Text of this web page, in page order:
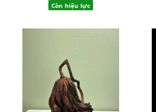
Còn hiệu lực